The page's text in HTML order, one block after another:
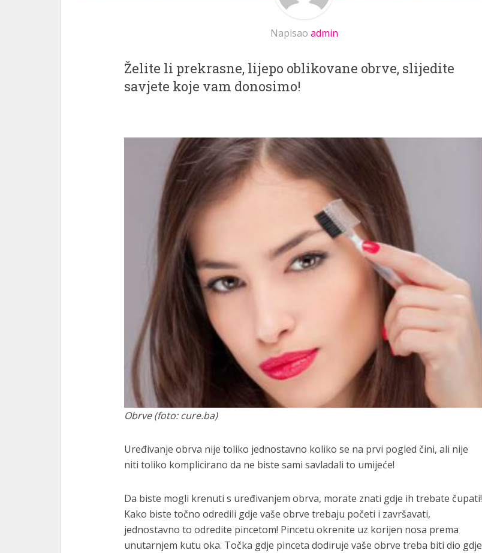
Napisao admin
Želite li prekrasne, lijepo oblikovane obrve, slijedite
savjete koje vam donosimo!
Obrve (foto: cure.ba)
Uređivanje obrva nije toliko jednostavno koliko se na prvi pogled čini, ali nije
niti toliko komplicirano da ne biste sami savladali to umijeće!
Da biste mogli krenuti s uređivanjem obrva, morate znati gdje ih trebate čupati!
Kako biste točno odredili gdje vaše obrve trebaju početi i završavati,
jednostavno to odredite pincetom! Pincetu okrenite uz korijen nosa prema
unutarnjem kutu oka. Točka gdje pinceta dodiruje vaše obrve treba biti dio gdje